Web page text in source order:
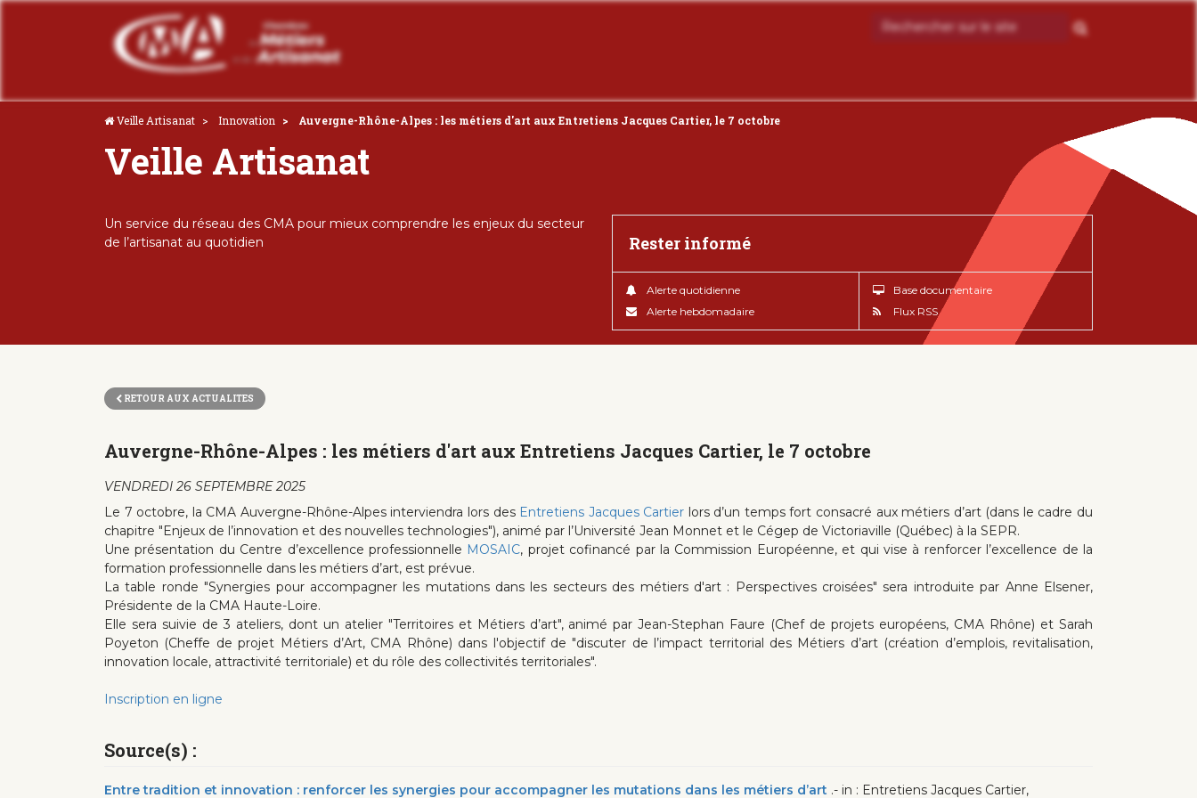
Veille Artisanat Innovation Auvergne-Rhône-Alpes : les métiers d'art aux Entretiens Jacques Cartier, le 7 octobre
Veille Artisanat
Un service du réseau des CMA pour mieux comprendre les enjeux du secteur
de l’artisanat au quotidien
Rester informé
Alerte quotidienne
Alerte hebdomadaire
Base documentaire
Flux RSS
RETOUR AUX ACTUALITES
Auvergne-Rhône-Alpes : les métiers d'art aux Entretiens Jacques Cartier, le 7 octobre
VENDREDI 26 SEPTEMBRE 2025
Le 7 octobre, la CMA Auvergne-Rhône-Alpes interviendra lors des Entretiens Jacques Cartier lors d’un temps fort consacré aux métiers d’art (dans le cadre du
chapitre "Enjeux de l’innovation et des nouvelles technologies"), animé par l’Université Jean Monnet et le Cégep de Victoriaville (Québec) à la SEPR.
Une présentation du Centre d’excellence professionnelle MOSAIC, projet cofinancé par la Commission Européenne, et qui vise à renforcer l’excellence de la
formation professionnelle dans les métiers d’art, est prévue.
La table ronde "Synergies pour accompagner les mutations dans les secteurs des métiers d'art : Perspectives croisées" sera introduite par Anne Elsener,
Présidente de la CMA Haute-Loire.
Elle sera suivie de 3 ateliers, dont un atelier "Territoires et Métiers d’art", animé par Jean-Stephan Faure (Chef de projets européens, CMA Rhône) et Sarah
Poyeton (Cheffe de projet Métiers d’Art, CMA Rhône) dans l'objectif de "discuter de l’impact territorial des Métiers d’art (création d’emplois, revitalisation,
innovation locale, attractivité territoriale) et du rôle des collectivités territoriales".
Inscription en ligne
Source(s) :
Entre tradition et innovation : renforcer les synergies pour accompagner les mutations dans les métiers d’art .- in : Entretiens Jacques Cartier,